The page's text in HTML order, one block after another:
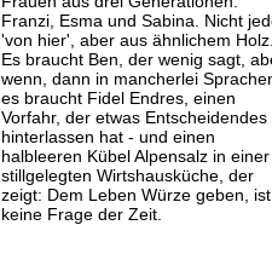
Franzi, Esma und Sabina. Nicht
'von hier', aber aus ähnlichem Holz.
Es braucht Ben, der wenig sagt,
wenn, dann in mancherlei
es braucht Fidel Endres, einen
Vorfahr, der etwas Entscheidendes
hinterlassen hat - und einen
halbleeren Kübel Alpensalz in einer
stillgelegten Wirtshausküche, der
zeigt: Dem Leben Würze geben, ist
keine Frage der Zeit.